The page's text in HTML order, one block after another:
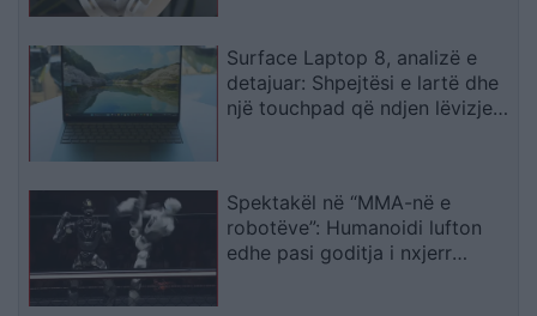
Surface Laptop 8, analizë e
detajuar: Shpejtësi e lartë dhe
një touchpad që ndjen lëvizjen
Spektakël në “MMA-në e
robotëve”: Humanoidi lufton
edhe pasi goditja i nxjerr